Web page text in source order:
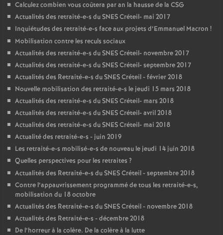
Calculez combien vous coûtera par an la hausse de la CSG
Actualités des retraité-e-s duSNESCréteil- mai 2017
Inquiétudes des retraité-e-s face aux projets d’Emmanuel Macron !
Mobilisation contre les reculs sociaux
Actualités des retraité-e-s duSNESCréteil- novembre 2017
Actualités des retraité-e-s duSNESCréteil- septembre 2017
Actualités des Retraité-e-s duSNESCréteil - février 2018
Nouvelle mobilisation des retraité-e-s le jeudi 15 mars 2018
Actualités des retraité-e-s duSNESCréteil- mars 2018
Actualités des retraité-e-s duSNESCréteil- avril 2018
Actualités des retraité-e-s duSNESCréteil- mai 2018
Actualité des retraité-e-s - juin 2019
Les retraité-e-s mobilisé-e-s de nouveau le jeudi 14 juin 2018
Quelles perspectives pour les retraites ?
Actualités des Retraité-e-s duSNESCréteil - septembre 2018
Contre l’appauvrissement programmé de tous les retraité-e-s,
mobilisation du 18 octobre
Actualités des Retraité-e-s duSNESCréteil - novembre 2018
Actualités des Retraité-e-s - décembre 2018
De l’horreur à la colère. De la colère à la lutte